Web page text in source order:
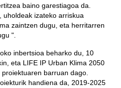
baino garestiagoa da.
uholdeak izateko arriskua
zaintzen dugu, eta herritarren
".
inbertsioa beharko du, 10
eta LIFE IP Urban Klima 2050
barruan dago.
handiena da, 2019-2025